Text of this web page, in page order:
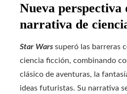
Nueva perspectiva
narrativa de
Star Wars superó las barreras
ciencia ficción, combinando
clásico de aventuras, la
ideas futuristas. Su narrativa